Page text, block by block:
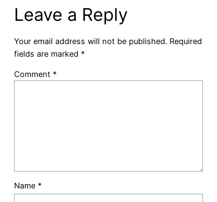
Leave a Reply
Your email address will not be published. Required
fields are marked *
Comment *
Name *